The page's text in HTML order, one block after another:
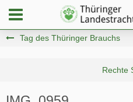
Tag des Thüringer Brauchs